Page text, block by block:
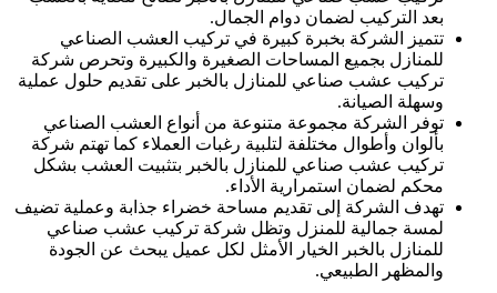
بعد التركيب لضمان دوام الجمال.
تتميز الشركة بخبرة كبيرة في تركيب العشب الصناعي
للمنازل بجميع المساحات الصغيرة والكبيرة وتحرص شركة
تركيب عشب صناعي للمنازل بالخبر على تقديم حلول عملية
وسهلة الصيانة.
توفر الشركة مجموعة متنوعة من أنواع العشب الصناعي
بألوان وأطوال مختلفة لتلبية رغبات العملاء كما تهتم شركة
تركيب عشب صناعي للمنازل بالخبر بتثبيت العشب بشكل
محكم لضمان استمرارية الأداء.
تهدف الشركة إلى تقديم مساحة خضراء جذابة وعملية تضيف
لمسة جمالية للمنزل وتظل شركة تركيب عشب صناعي
للمنازل بالخبر الخيار الأمثل لكل عميل يبحث عن الجودة
والمظهر الطبيعي.